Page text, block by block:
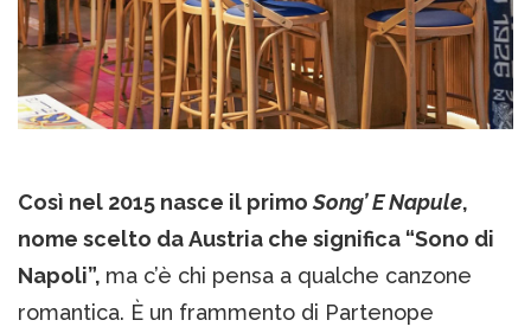
Così nel 2015 nasce il primoSong’ E Napule,
nome scelto da Austria che significa “Sono di
Napoli”, ma c’è chi pensa a qualche canzone
romantica. È un frammento di Partenope